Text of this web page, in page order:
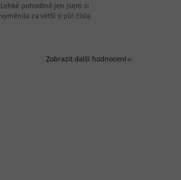
Lehké pohodlné jen jsem si
vyměnila za větší o půl čísla
Zobrazit další hodnocení